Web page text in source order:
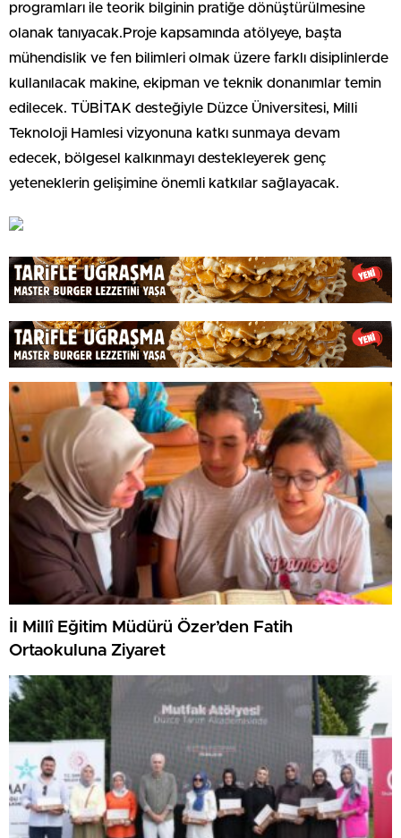
programları ile teorik bilginin pratiğe dönüştürülmesine
olanak tanıyacak.Proje kapsamında atölyeye, başta
mühendislik ve fen bilimleri olmak üzere farklı disiplinlerde
kullanılacak makine, ekipman ve teknik donanımlar temin
edilecek. TÜBİTAK desteğiyle Düzce Üniversitesi, Milli
Teknoloji Hamlesi vizyonuna katkı sunmaya devam
edecek, bölgesel kalkınmayı destekleyerek genç
yeteneklerin gelişimine önemli katkılar sağlayacak.
İl Millî Eğitim Müdürü Özer’den Fatih
Ortaokuluna Ziyaret